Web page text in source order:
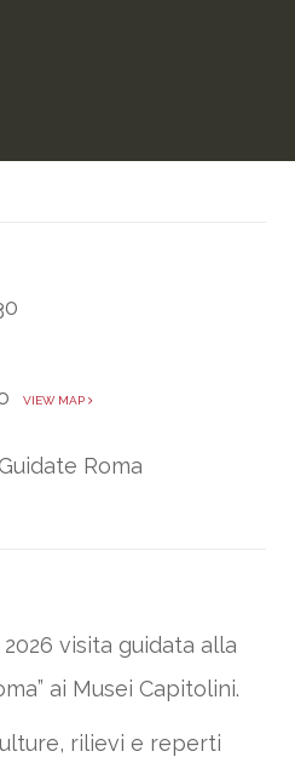
VIEW MAP
Roma
visita guidata alla
ai Musei Capitolini.
rilievi e reperti